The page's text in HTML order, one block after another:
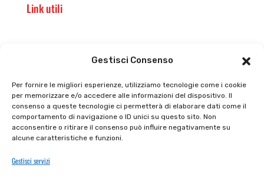
Gestisci Consenso
Per fornire le migliori esperienze, utilizziamo tecnologie come i cookie
per memorizzare e/o accedere alle informazioni del dispositivo. Il
consenso a queste tecnologie ci permetterà di elaborare dati come il
comportamento di navigazione o ID unici su questo sito. Non
acconsentire o ritirare il consenso può influire negativamente su
alcune caratteristiche e funzioni.
Gestisci servizi
Link utili
Privacy policy
Cookie policy
Tutti prodotti
Termini e condizioni